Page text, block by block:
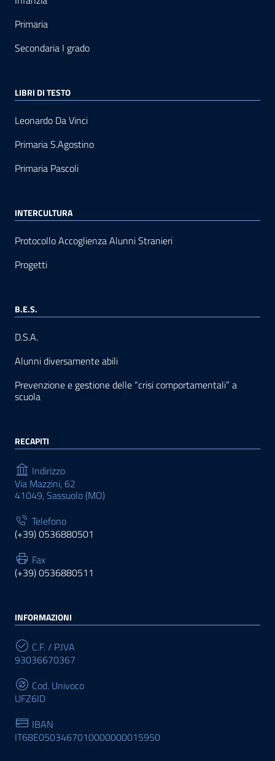
Primaria
Secondaria I grado
LIBRI DI TESTO
Leonardo Da Vinci
Primaria S.Agostino
Primaria Pascoli
INTERCULTURA
Protocollo Accoglienza Alunni Stranieri
Progetti
B.E.S.
D.S.A.
Alunni diversamente abili
Prevenzione e gestione delle “crisi comportamentali” a
scuola
RECAPITI
Indirizzo
Via Mazzini, 62
41049, Sassuolo (MO)
Telefono
(+39) 0536880501
Fax
(+39) 0536880511
INFORMAZIONI
C.F. / P.IVA
93036670367
Cod. Univoco
UFZ6ID
IBAN
IT68E0503467010000000015950